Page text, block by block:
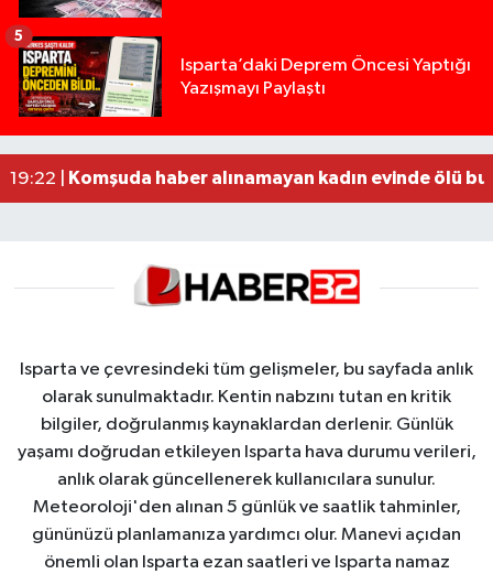
Isparta’daki Deprem Öncesi Yaptığı
Yazışmayı Paylaştı
5
13:00 |Yığılca'da kardeşler arasındaki silahlı kavgada
12:48 |Tur teknesi çalışanlarının birbirine girdiği kavga
02:26 |MOTOSİKLETLE ÇARPIŞAN OTOMOBİL GÜL
19:22 |
Komşuda haber alınamayan kadın evinde ölü
Isparta ve çevresindeki tüm gelişmeler, bu sayfada anlık
olarak sunulmaktadır. Kentin nabzını tutan en kritik
bilgiler, doğrulanmış kaynaklardan derlenir. Günlük
yaşamı doğrudan etkileyen Isparta hava durumu verileri,
anlık olarak güncellenerek kullanıcılara sunulur.
Meteoroloji'den alınan 5 günlük ve saatlik tahminler,
gününüzü planlamanıza yardımcı olur. Manevi açıdan
önemli olan Isparta ezan saatleri ve Isparta namaz